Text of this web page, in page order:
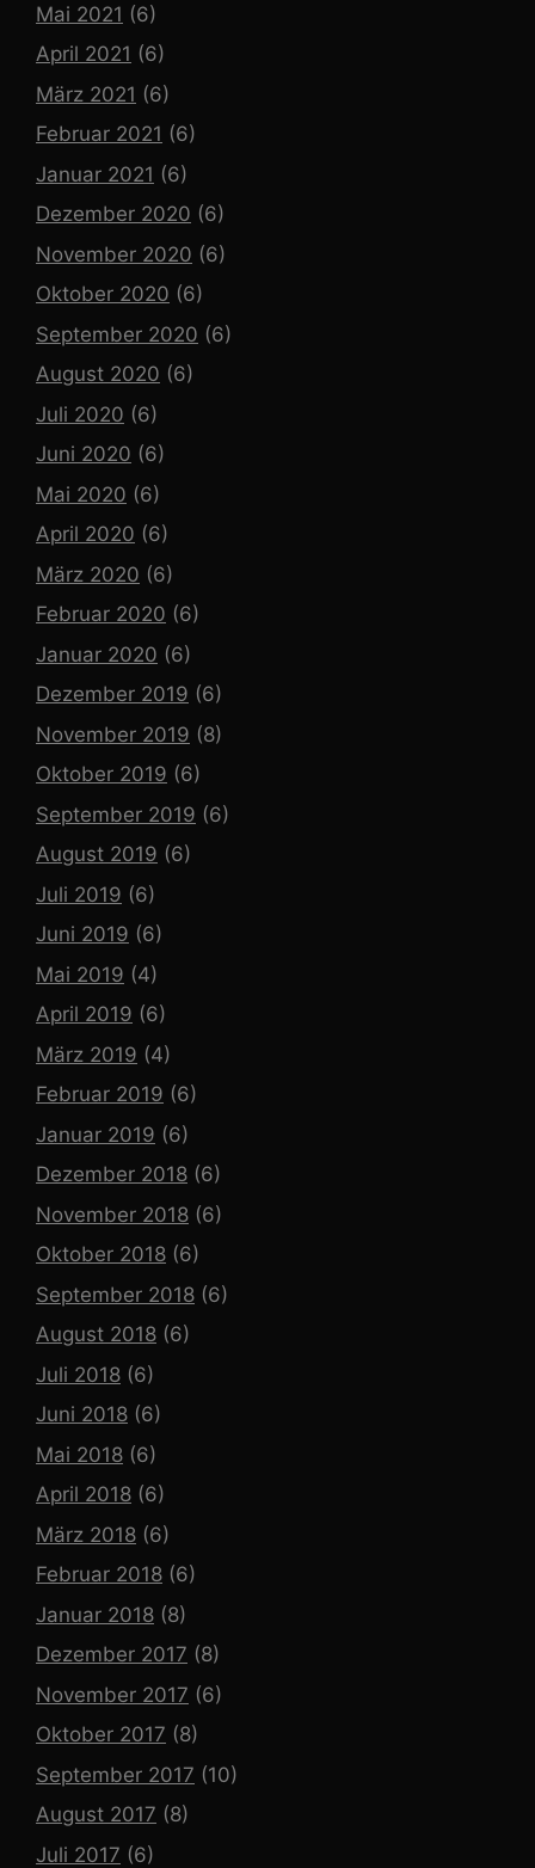
Mai 2021 (6)
April 2021 (6)
März 2021 (6)
Februar 2021 (6)
Januar 2021 (6)
Dezember 2020 (6)
November 2020 (6)
Oktober 2020 (6)
September 2020 (6)
August 2020 (6)
Juli 2020 (6)
Juni 2020 (6)
Mai 2020 (6)
April 2020 (6)
März 2020 (6)
Februar 2020 (6)
Januar 2020 (6)
Dezember 2019 (6)
November 2019 (8)
Oktober 2019 (6)
September 2019 (6)
August 2019 (6)
Juli 2019 (6)
Juni 2019 (6)
Mai 2019 (4)
April 2019 (6)
März 2019 (4)
Februar 2019 (6)
Januar 2019 (6)
Dezember 2018 (6)
November 2018 (6)
Oktober 2018 (6)
September 2018 (6)
August 2018 (6)
Juli 2018 (6)
Juni 2018 (6)
Mai 2018 (6)
April 2018 (6)
März 2018 (6)
Februar 2018 (6)
Januar 2018 (8)
Dezember 2017 (8)
November 2017 (6)
Oktober 2017 (8)
September 2017 (10)
August 2017 (8)
Juli 2017 (6)